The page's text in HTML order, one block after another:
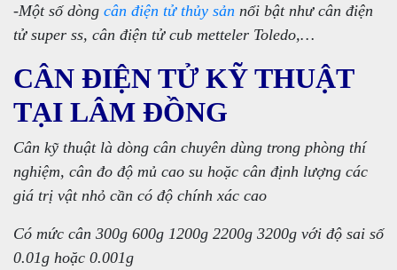
-Một số dòng cân điện tử thủy sản nổi bật như cân điện
tử super ss, cân điện tử cub metteler Toledo,…
CÂN ĐIỆN TỬ KỸ THUẬT
TẠI LÂM ĐỒNG
Cân kỹ thuật là dòng cân chuyên dùng trong phòng thí
nghiệm, cân đo độ mủ cao su hoặc cân định lượng các
giá trị vật nhỏ cần có độ chính xác cao
Có mức cân 300g 600g 1200g 2200g 3200g với độ sai số
0.01g hoặc 0.001g